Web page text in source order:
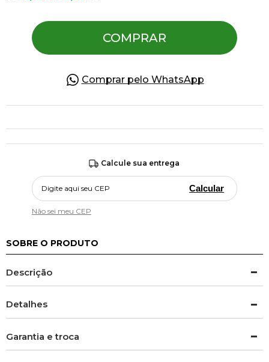
COMPRAR
Comprar pelo WhatsApp
Calcule sua entrega
Calcular
Não sei meu CEP
SOBRE O PRODUTO
Descrição
Detalhes
Garantia e troca